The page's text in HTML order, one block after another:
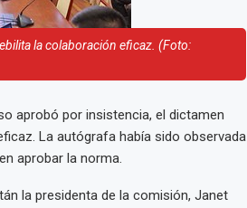
la colaboración eficaz. (Foto:
aprobó por insistencia, el dictamen
La autógrafa había sido observada
aprobar la norma.
la presidenta de la comisión, Janet